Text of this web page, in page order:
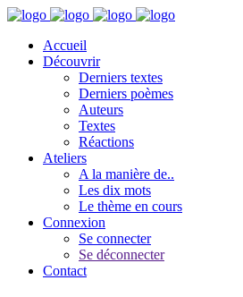
Accueil
Découvrir
Derniers textes
Derniers poèmes
Auteurs
Textes
Réactions
Ateliers
A la manière de..
Les dix mots
Le thème en cours
Connexion
Se connecter
Se déconnecter
Contact